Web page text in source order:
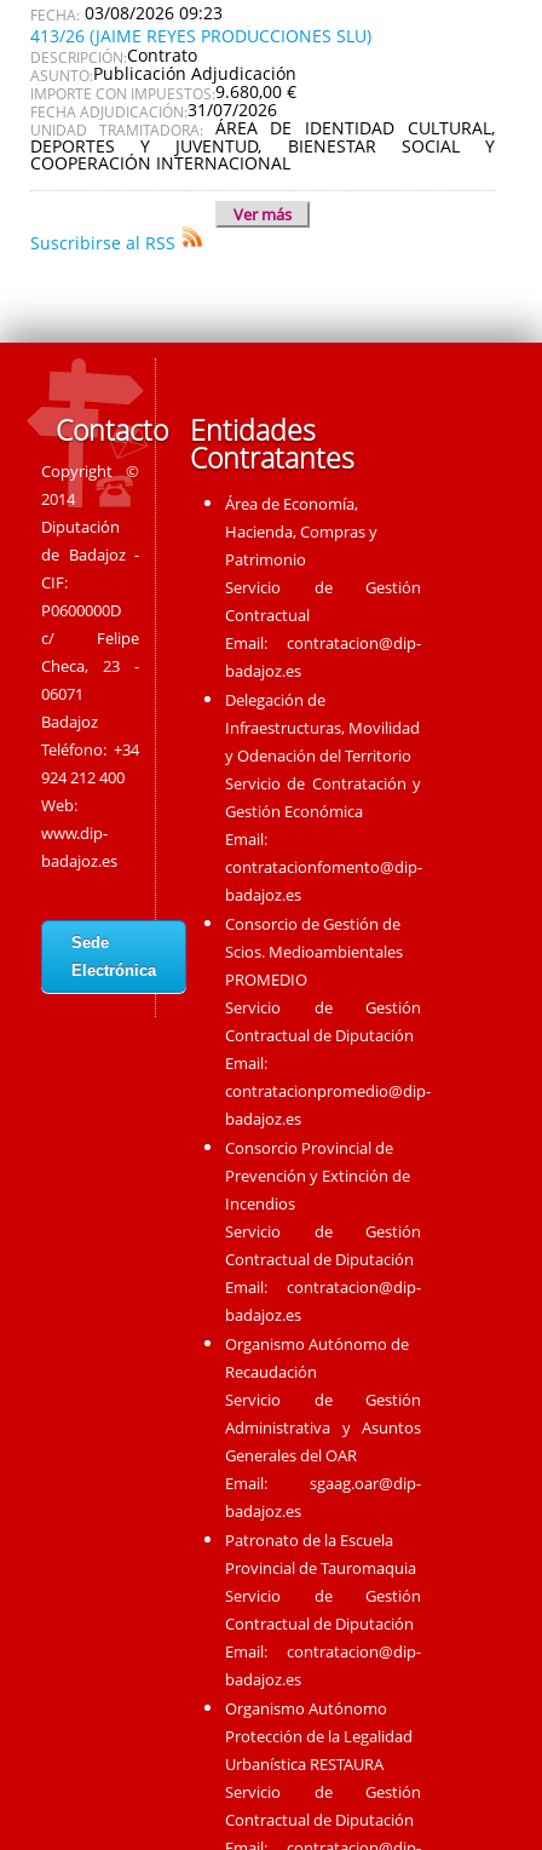
03/08/2026 09:23
413/26 (JAIME REYES PRODUCCIONES SLU)
DESCRIPCIÓN:Contrato
ASUNTO:Publicación Adjudicación
IMPORTE CON IMPUESTOS:9.680,00 €
FECHA ADJUDICACIÓN:31/07/2026
UNIDAD TRAMITADORA: ÁREA DE IDENTIDAD CULTURAL,
DEPORTES Y JUVENTUD, BIENESTAR SOCIAL Y
COOPERACIÓN INTERNACIONAL
Ver más
Suscribirse al RSS
Contacto
Copyright ©
2014
Diputación
de Badajoz -
CIF:
P0600000D
c/ Felipe
Checa, 23 -
06071
Badajoz
Teléfono: +34
924 212 400
Web:
www.dip-
badajoz.es
Sede
Electrónica
Entidades
Contratantes
Área de Economía,
Hacienda, Compras y
Patrimonio
Servicio de Gestión
Contractual
Email:contratacion@dip-
badajoz.es
Delegación de
Infraestructuras, Movilidad
y Odenación del Territorio
Servicio de Contratación y
Gestión Económica
Email:
contratacionfomento@dip-
badajoz.es
Consorcio de Gestión de
Scios. Medioambientales
PROMEDIO
Servicio de Gestión
Contractual de Diputación
Email:
contratacionpromedio@dip-
badajoz.es
Consorcio Provincial de
Prevención y Extinción de
Incendios
Servicio de Gestión
Contractual de Diputación
Email:contratacion@dip-
badajoz.es
Organismo Autónomo de
Recaudación
Servicio de Gestión
Administrativa y Asuntos
Generales del OAR
Email:sgaag.oar@dip-
badajoz.es
Patronato de la Escuela
Provincial de Tauromaquia
Servicio de Gestión
Contractual de Diputación
Email:contratacion@dip-
badajoz.es
Organismo Autónomo
Protección de la Legalidad
Urbanística RESTAURA
Servicio de Gestión
Contractual de Diputación